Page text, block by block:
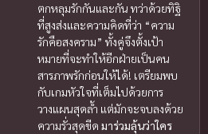
ตกหลุมรักกันและกัน ทว่าด้วยทิฐิ
ที่สูงส่งและความคิดที่ว่า “ความ
รักคือสงคราม” ทั้งคู่จึงตั้งเป้า
หมายที่จะทำให้อีกฝ่ายเป็นคน
สารภาพรักก่อนให้ได้! เตรียมพบ
กับเกมหัวใจที่เต็มไปด้วยการ
วางแผนสุดล้ำ แต่มักจะจบลงด้วย
ความรั่วสุดขีด มาร่วมลุ้นว่าใคร